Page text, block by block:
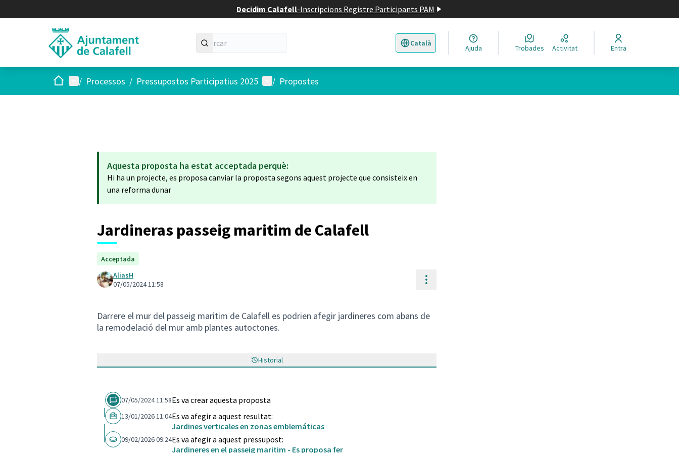
Decidim Calafell-Inscripcions Registre Participants PAM
Català
Triar la llengua Elegir el idioma
Ajuda Trobades Activitat Entra
Inici Menú principal
/ Processos / Pressupostos Participatius 2025 Menú d'usuari
/ Propostes
Aquesta proposta ha estat acceptada perquè:
Hi ha un projecte, es proposa canviar la proposta segons aquest projecte que consisteix en
una reforma dunar
Jardineras passeig maritim de Calafell
Acceptada
AliasH
07/05/2024 11:58
Controls de recursos
Darrere el mur del passeig maritim de Calafell es podrien afegir jardineres com abans de
la remodelació del mur amb plantes autoctones.
Historial
07/05/2024 11:58Es va crear aquesta proposta
13/01/2026 11:04Es va afegir a aquest resultat:
Jardines verticales en zonas emblemáticas
09/02/2026 09:24Es va afegir a aquest pressupost:
Jardineres en el passeig maritim - Es proposa fer